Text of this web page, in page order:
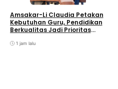
Amsakar-Li Claudia Petakan
Kebutuhan Guru, Pendidikan
Berkualitas Jadi Prioritas
1 jam lalu